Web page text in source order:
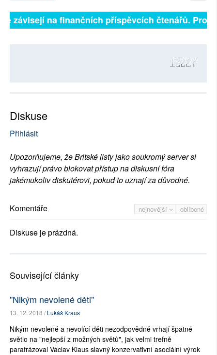
závisejí na finančních příspěvcích čtenářů.
12227
Diskuse
Přihlásit
Upozorňujeme, že Britské listy jako soukromý server si
vyhrazují právo blokovat přístup na diskusní fóra
jakémukoliv diskutérovi, pokud to uznají za důvodné.
nejnovější oblíbené
Komentáře
Diskuse je prázdná.
Související články
"Nikým nevolené děti"
13. 12. 2018 /Lukáš Kraus
Nikým nevolené a nevolící děti nezodpovědně vrhají špatné
světlo na "nejlepší z možných světů", jak velmi trefně
parafrázoval Václav Klaus slavný konzervativní asociální výrok